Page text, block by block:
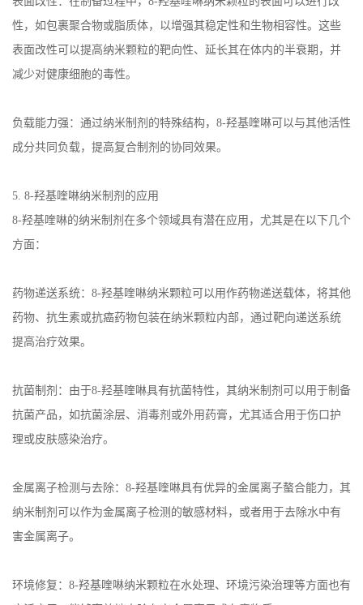
性，如包裹聚合物或脂质体，以增强其稳定性和生物相容性。这些
表面改性可以提高纳米颗粒的靶向性、延长其在体内的半衰期，并
减少对健康细胞的毒性。
负载能力强：通过纳米制剂的特殊结构， 8-羟基喹啉可以与其他活性
成分共同负载，提高复合制剂的协同效果。
5. 8-羟基喹啉纳米制剂的应用
8-羟基喹啉的纳米制剂在多个领域具有潜在应用，尤其是在以下几个
方面：
药物递送系统： 8-羟基喹啉纳米颗粒可以用作药物递送载体，将其他
药物、抗生素或抗癌药物包装在纳米颗粒内部，通过靶向递送系统
提高治疗效果。
抗菌制剂：由于8-羟基喹啉具有抗菌特性，其纳米制剂可以用于制备
抗菌产品，如抗菌涂层、消毒剂或外用药膏，尤其适合用于伤口护
理或皮肤感染治疗。
金属离子检测与去除： 8-羟基喹啉具有优异的金属离子螯合能力，其
纳米制剂可以作为金属离子检测的敏感材料，或者用于去除水中有
害金属离子。
环境修复： 8-羟基喹啉纳米颗粒在水处理、环境污染治理等方面也有